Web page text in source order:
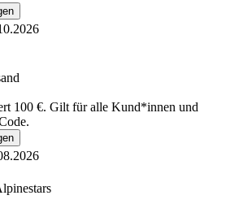
100 €. Gilt für alle Kund*innen und